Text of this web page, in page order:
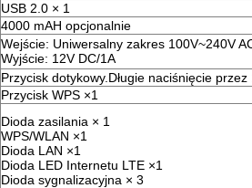
USB 2.0 × 1
4000 mAH opcjonalnie
Wejście: Uniwersalny zakres 100V~240V
Wyjście: 12V DC/1A
Przycisk dotykowy.Długie naciśnięcie
Przycisk WPS ×1
Dioda zasilania × 1
WPS/WLAN ×1
Dioda LAN ×1
Dioda LED Internetu LTE ×1
Dioda sygnalizacyjna × 3